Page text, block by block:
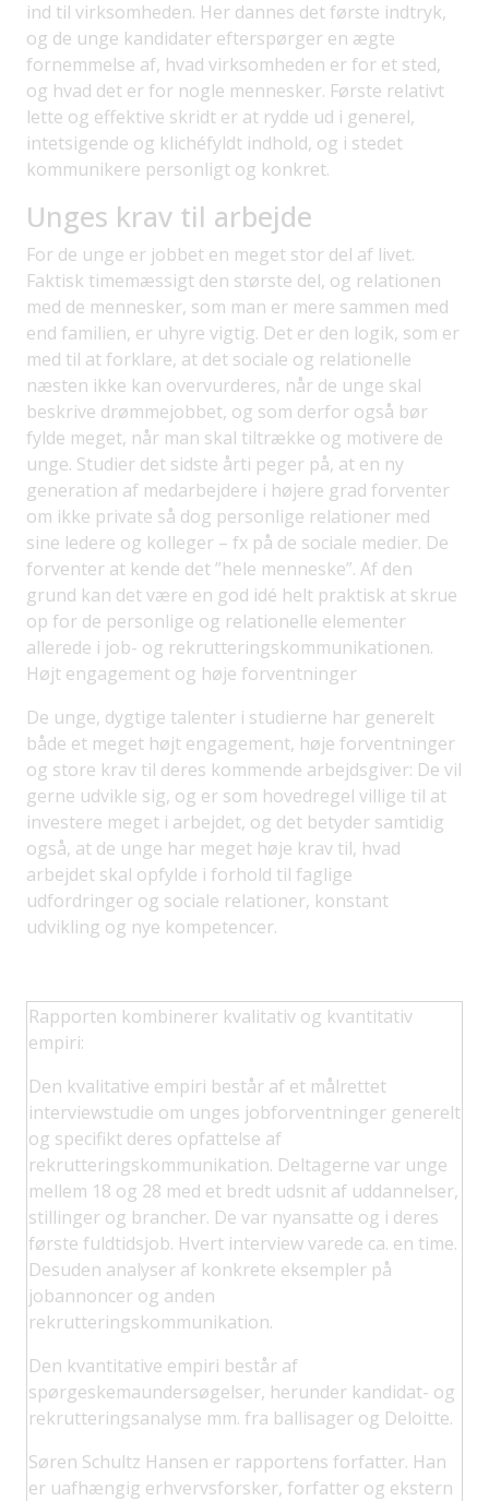
ind til virksomheden. Her dannes det første indtryk,
og de unge kandidater efterspørger en ægte
fornemmelse af, hvad virksomheden er for et sted,
og hvad det er for nogle mennesker. Første relativt
lette og effektive skridt er at rydde ud i generel,
intetsigende og klichéfyldt indhold, og i stedet
kommunikere personligt og konkret.
Unges krav til arbejde
For de unge er jobbet en meget stor del af livet.
Faktisk timemæssigt den største del, og relationen
med de mennesker, som man er mere sammen med
end familien, er uhyre vigtig. Det er den logik, som er
med til at forklare, at det sociale og relationelle
næsten ikke kan overvurderes, når de unge skal
beskrive drømmejobbet, og som derfor også bør
fylde meget, når man skal tiltrække og motivere de
unge. Studier det sidste årti peger på, at en ny
generation af medarbejdere i højere grad forventer
om ikke private så dog personlige relationer med
sine ledere og kolleger – fx på de sociale medier. De
forventer at kende det ”hele menneske”. Af den
grund kan det være en god idé helt praktisk at skrue
op for de personlige og relationelle elementer
allerede i job- og rekrutteringskommunikationen.
Højt engagement og høje forventninger
De unge, dygtige talenter i studierne har generelt
både et meget højt engagement, høje forventninger
og store krav til deres kommende arbejdsgiver: De vil
gerne udvikle sig, og er som hovedregel villige til at
investere meget i arbejdet, og det betyder samtidig
også, at de unge har meget høje krav til, hvad
arbejdet skal opfylde i forhold til faglige
udfordringer og sociale relationer, konstant
udvikling og nye kompetencer.
Rapporten kombinerer kvalitativ og kvantitativ
empiri:
Den kvalitative empiri består af et målrettet
interviewstudie om unges jobforventninger generelt
og specifikt deres opfattelse af
rekrutteringskommunikation. Deltagerne var unge
mellem 18 og 28 med et bredt udsnit af uddannelser,
stillinger og brancher. De var nyansatte og i deres
første fuldtidsjob. Hvert interview varede ca. en time.
Desuden analyser af konkrete eksempler på
jobannoncer og anden
rekrutteringskommunikation.
Den kvantitative empiri består af
spørgeskemaundersøgelser, herunder kandidat- og
rekrutteringsanalyse mm. fra ballisager og Deloitte.
Søren Schultz Hansen er rapportens forfatter. Han
er uafhængig erhvervsforsker, forfatter og ekstern